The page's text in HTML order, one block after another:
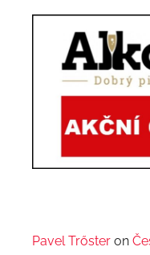
Pavel Trőster on